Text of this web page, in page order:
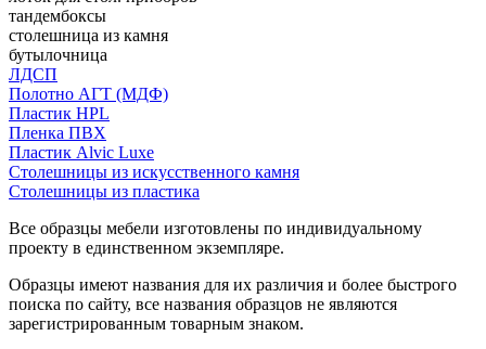
тандембоксы
столешница из камня
бутылочница
ЛДСП
Полотно АГТ (МДФ)
Пластик HPL
Пленка ПВХ
Пластик Alvic Luxe
Столешницы из искусственного камня
Столешницы из пластика
Все образцы мебели изготовлены по индивидуальному
проекту в единственном экземпляре.
Образцы имеют названия для их различия и более быстрого
поиска по сайту, все названия образцов не являются
зарегистрированным товарным знаком.